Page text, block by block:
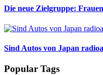
Die neue Zielgruppe: Frauen
Sind Autos von Japan
Popular Tags